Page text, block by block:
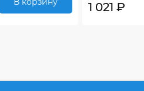
1 021 ₽